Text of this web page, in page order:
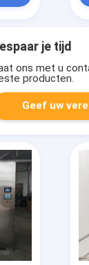
je tijd
ons met u
producten.
Geef uw